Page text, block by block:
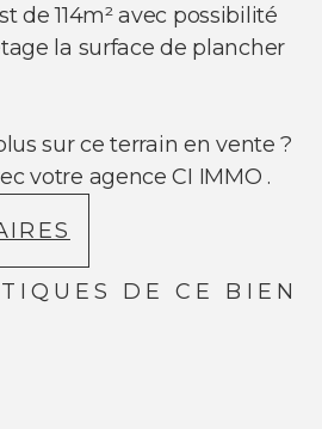
de 114m² avec possibilité
la surface de plancher
sur ce terrain en vente ?
votre agence CI IMMO .
DE CE BIEN